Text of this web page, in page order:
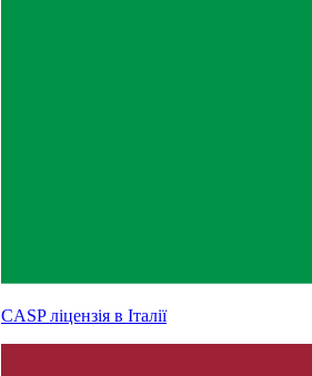
CASP ліцензія в Італії